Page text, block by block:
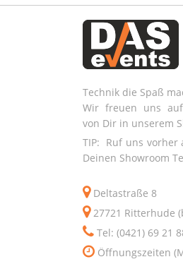
Technik die Spaß
Wir freuen uns
von Dir in unserem
TIP: Ruf uns vorher
Deinen Showroom
Deltastraße 8
27721 Ritterhude
Tel: (0421) 69 21
Öffnungszeiten